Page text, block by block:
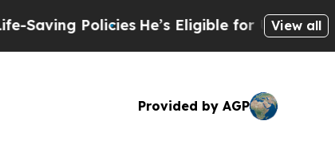
PoliciesHe’s Eligible for Up to View all
Provided by AGP